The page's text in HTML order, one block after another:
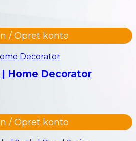
/ Opret konto
Home Decorator
/ Opret konto